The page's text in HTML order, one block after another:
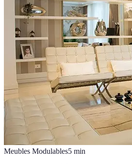
Meubles Modulables5 min